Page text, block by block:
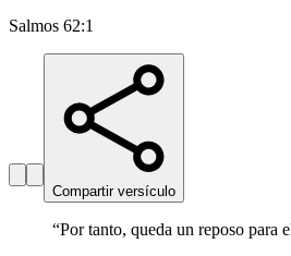
Salmos 62:1
Compartir versículo
“Por tanto, queda un reposo para